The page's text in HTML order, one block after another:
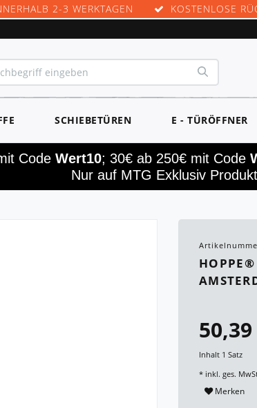
2-3 WERKTAGEN KOSTENLOSE
SCHIEBETÜREN E - TÜRÖFFNER
Code Wert10; 30€ ab 250€ mit Code
Nur auf MTG Exklusiv
HOPPE®
50,39
Inhalt 1 Satz
* inkl. ges.
Merken